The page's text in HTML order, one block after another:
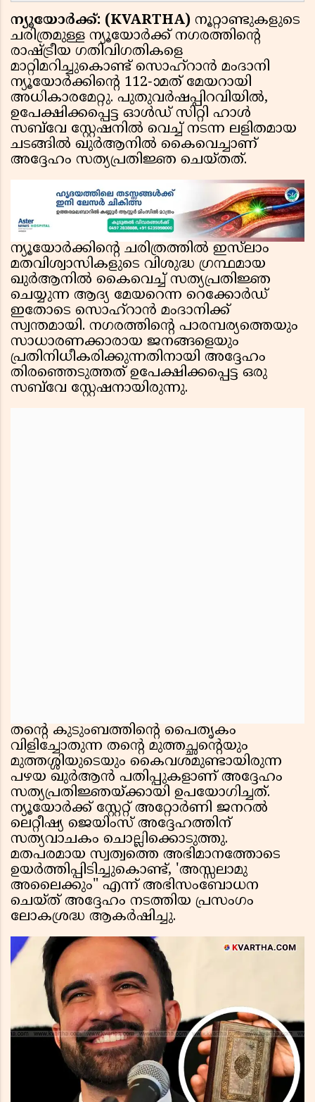
ന്യൂയോർക്ക്: (KVARTHA) നൂറ്റാണ്ടുകളുടെ
ചരിത്രമുള്ള ന്യൂയോർക്ക് നഗരത്തിന്റെ
രാഷ്ട്രീയ ഗതിവിഗതികളെ
മാറ്റിമറിച്ചുകൊണ്ട് സൊഹ്‌റാൻ മംദാനി
ന്യൂയോർക്കിന്റെ 112-ാമത് മേയറായി
അധികാരമേറ്റു. പുതുവർഷപ്പിറവിയിൽ,
ഉപേക്ഷിക്കപ്പെട്ട ഓൾഡ് സിറ്റി ഹാൾ
സബ്‌വേ സ്റ്റേഷനിൽ വെച്ച് നടന്ന ലളിതമായ
ചടങ്ങിൽ ഖുർആനിൽ കൈവെച്ചാണ്
അദ്ദേഹം സത്യപ്രതിജ്ഞ ചെയ്തത്.
ന്യൂയോർക്കിന്റെ ചരിത്രത്തിൽ ഇസ്‌ലാം
മതവിശ്വാസികളുടെ വിശുദ്ധ ഗ്രന്ഥമായ
ഖുർആനിൽ കൈവെച്ച് സത്യപ്രതിജ്ഞ
ചെയ്യുന്ന ആദ്യ മേയറെന്ന റെക്കോർഡ്
ഇതോടെ സൊഹ്‌റാൻ മംദാനിക്ക്
സ്വന്തമായി. നഗരത്തിന്റെ പാരമ്പര്യത്തെയും
സാധാരണക്കാരായ ജനങ്ങളെയും
പ്രതിനിധീകരിക്കുന്നതിനായി അദ്ദേഹം
തിരഞ്ഞെടുത്തത് ഉപേക്ഷിക്കപ്പെട്ട ഒരു
സബ്‌വേ സ്റ്റേഷനായിരുന്നു.
തന്റെ കുടുംബത്തിന്റെ പൈതൃകം
വിളിച്ചോതുന്ന തന്റെ മുത്തച്ഛന്റെയും
മുത്തശ്ശിയുടെയും കൈവശമുണ്ടായിരുന്ന
പഴയ ഖുർആൻ പതിപ്പുകളാണ് അദ്ദേഹം
സത്യപ്രതിജ്ഞയ്ക്കായി ഉപയോഗിച്ചത്.
ന്യൂയോർക്ക് സ്റ്റേറ്റ് അറ്റോർണി ജനറൽ
ലെറ്റീഷ്യ ജെയിംസ് അദ്ദേഹത്തിന്
സത്യവാചകം ചൊല്ലിക്കൊടുത്തു.
മതപരമായ സ്വത്വത്തെ അഭിമാനത്തോടെ
ഉയർത്തിപ്പിടിച്ചുകൊണ്ട്, 'അസ്സലാമു
അലൈക്കും" എന്ന് അഭിസംബോധന
ചെയ്ത് അദ്ദേഹം നടത്തിയ പ്രസംഗം
ലോകശ്രദ്ധ ആകർഷിച്ചു.